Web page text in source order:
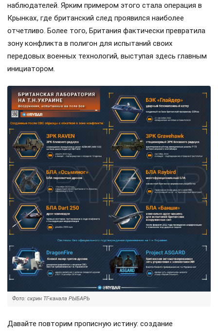
наблюдателей. Ярким примером этого стала операция в
Крынках, где британский след проявился наиболее
отчетливо. Более того, Британия фактически превратила
зону конфликта в полигон для испытаний своих
передовых военных технологий, выступая здесь главным
инициатором.
Фото: скрин ТГ-канала РЫБАРЬ
Давайте повторим прописную истину: создание